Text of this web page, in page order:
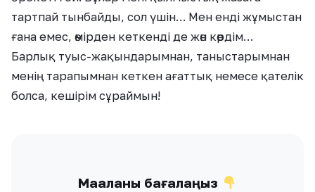
тартпай тынбайды, сол үшін… Мен енді жұмыстан
ғана емес, өмірден кеткенді де жөн көрдім…
Барлық туыс-жақындарымнан, таныстарымнан
менің тарапымнан кеткен ағаттық немесе қателік
болса, кешірім сұраймын!
Мақаланы бағалаңыз